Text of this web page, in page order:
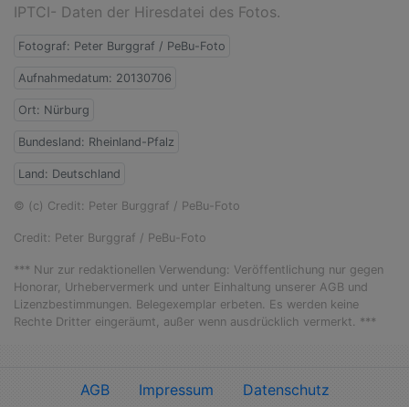
IPTCI- Daten der Hiresdatei des Fotos.
Fotograf: Peter Burggraf / PeBu-Foto
Aufnahmedatum: 20130706
Ort: Nürburg
Bundesland: Rheinland-Pfalz
Land: Deutschland
© (c) Credit: Peter Burggraf / PeBu-Foto
Credit: Peter Burggraf / PeBu-Foto
*** Nur zur redaktionellen Verwendung: Veröffentlichung nur gegen
Honorar, Urhebervermerk und unter Einhaltung unserer AGB und
Lizenzbestimmungen. Belegexemplar erbeten. Es werden keine
Rechte Dritter eingeräumt, außer wenn ausdrücklich vermerkt. ***
AGB Impressum Datenschutz